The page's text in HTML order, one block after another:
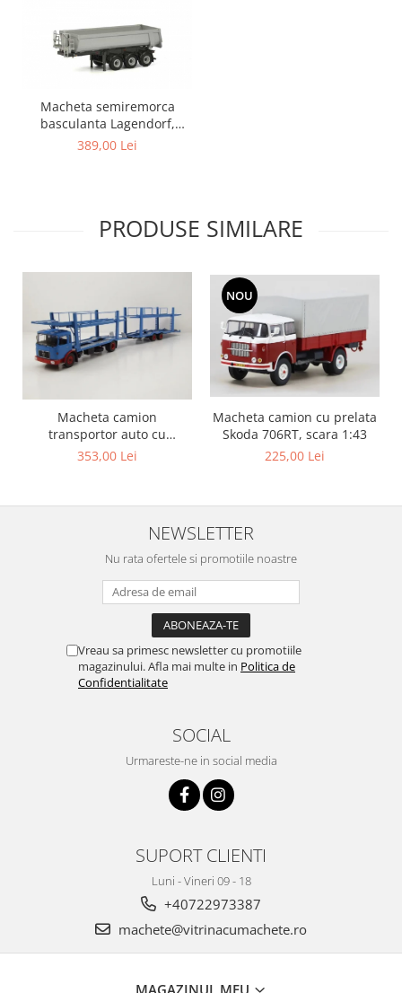
Macheta semiremorca
basculanta Lagendorf,
scara 1:50
389,00 Lei
PRODUSE SIMILARE
Macheta camion
transportor auto cu
remorca MAN F8, scara 1:43
353,00 Lei
NOU
Macheta camion cu prelata
Skoda 706RT, scara 1:43
225,00 Lei
NEWSLETTER
Nu rata ofertele si promotiile noastre
Vreau sa primesc newsletter cu promotiile
magazinului. Afla mai multe in Politica de
Confidentialitate
SOCIAL
Urmareste-ne in social media
SUPORT CLIENTI
Luni - Vineri 09 - 18
+40722973387
machete@vitrinacumachete.ro
MAGAZINUL MEU